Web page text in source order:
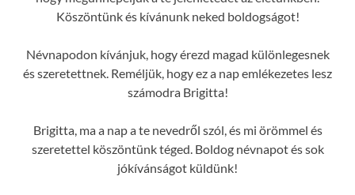
Köszöntünk és kívánunk neked boldogságot!
Névnapodon kívánjuk, hogy érezd magad különlegesnek
és szeretettnek. Reméljük, hogy ez a nap emlékezetes lesz
számodra Brigitta!
Brigitta, ma a nap a te nevedről szól, és mi örömmel és
szeretettel köszöntünk téged. Boldog névnapot és sok
jókívánságot küldünk!